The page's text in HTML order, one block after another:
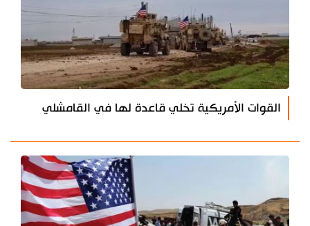
القوات الأمريكية تخلي قاعدة لها في القامشلي